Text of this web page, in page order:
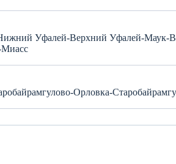
Уфалей-Верхний Уфалей-Маук-
Орловка-